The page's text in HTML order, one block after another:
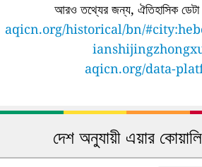
আরও তথ্যের জন্য, ঐতিহাসিক ডেটা
aqicn.org/historical/bn/
aqicn.org/data-
দেশ অনুযায়ী এয়ার